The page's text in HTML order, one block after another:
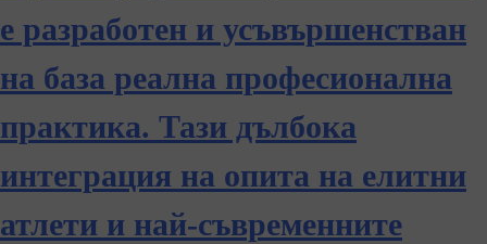
е разработен и усъвършенстван
на база реална професионална
практика. Тази дълбока
интеграция на опита на елитни
атлети и най-съвременните